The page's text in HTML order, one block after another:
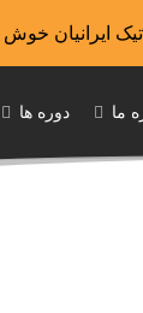
ایرانیان خوش
ما دوره ها